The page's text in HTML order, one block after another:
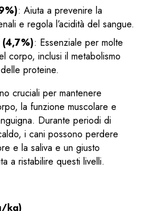
: Aiuta a prevenire la
e regola l’acidità del sangue.
(4,7%): Essenziale per molte
corpo, inclusi il metabolismo
proteine.
cruciali per mantenere
la funzione muscolare e
Durante periodi di
i cani possono perdere
e la saliva e un giusto
a ristabilire questi livelli.
kg)